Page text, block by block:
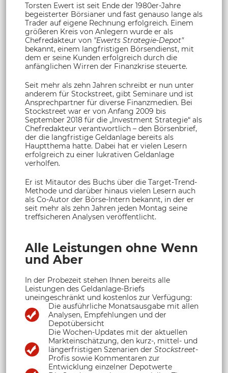
Torsten Ewert ist seit Ende der 1980er-Jahre
begeisterter Börsianer und fast genauso lange als
Trader auf eigene Rechnung erfolgreich. Einem
größeren Kreis von Anlegern wurde er als
Chefredakteur von "Ewerts Strategie-Depot"
bekannt, einem langfristigen Börsendienst, mit
dem er seine Kunden erfolgreich durch die
anfänglichen Wirren der Finanzkrise steuerte.
Seit mehr als zehn Jahren schreibt er nun unter
anderem für Stockstreet, gibt Seminare und ist
Ansprechpartner für diverse Finanzmedien. Bei
Stockstreet war er von Anfang 2009 bis
September 2018 für die „Investment Strategie“ als
Chefredakteur verantwortlich – den Börsenbrief,
der die langfristige Geldanlage bereits als
Hauptthema hatte. Dabei hat er vielen Lesern
erfolgreich zu einer lukrativen Geldanlage
verholfen.
Er ist Mitautor des Buchs über die Target-Trend-
Methode und darüber hinaus vielen Lesern auch
als Co-Autor der Börse-Intern bekannt, in der er
seit mehr als zehn Jahren jeden Montag seine
treffsicheren Analysen veröffentlicht.
Alle Leistungen ohne Wenn
und Aber
In der Probezeit stehen Ihnen bereits alle
Leistungen des Geldanlage-Briefs
uneingeschränkt und kostenlos zur Verfügung:
Die ausführliche Monatsausgabe mit allen
Analysen, Empfehlungen und der
Depotübersicht
Die Wochen-Updates mit der aktuellen
Markteinschätzung, den kurz-, mittel- und
längerfristigen Szenarien der Stockstreet-
Profis sowie Kommentaren zur
Entwicklung einzelner Depotwerte